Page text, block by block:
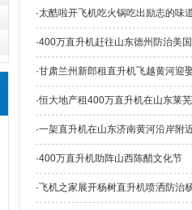
·太酷啦开飞机吃火锅吃出励志的味
·400万直升机赶往山东德州防治美
·甘肃兰州新郎租直升机飞越黄河迎
·恒大地产租400万直升机在山东莱
·一架直升机在山东济南黄河沿岸附
·400万直升机助阵山西陈醋文化节
·飞机之家展开杨树直升机喷洒防治